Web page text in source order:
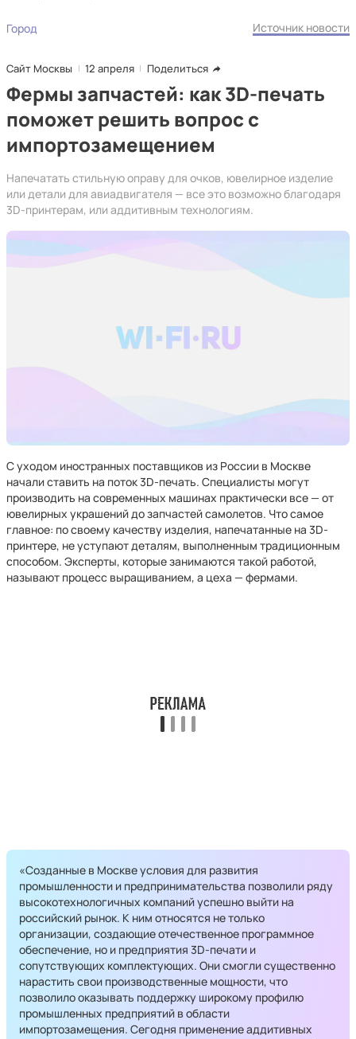
Город Источник новости
Сайт Москвы 12 апреля Поделиться
Фермы запчастей: как 3D-печать
поможет решить вопрос с
импортозамещением
Напечатать стильную оправу для очков, ювелирное изделие
или детали для авиадвигателя — все это возможно благодаря
3D-принтерам, или аддитивным технологиям.
С уходом иностранных поставщиков из России в Москве
начали ставить на поток 3D-печать. Специалисты могут
производить на современных машинах практически все — от
ювелирных украшений до запчастей самолетов. Что самое
главное: по своему качеству изделия, напечатанные на 3D-
принтере, не уступают деталям, выполненным традиционным
способом. Эксперты, которые занимаются такой работой,
называют процесс выращиванием, а цеха — фермами.
«Созданные в Москве условия для развития
промышленности и предпринимательства позволили ряду
высокотехнологичных компаний успешно выйти на
российский рынок. К ним относятся не только
организации, создающие отечественное программное
обеспечение, но и предприятия 3D-печати и
сопутствующих комплектующих. Они смогли существенно
нарастить свои производственные мощности, что
позволило оказывать поддержку широкому профилю
промышленных предприятий в области
импортозамещения. Сегодня применение аддитивных